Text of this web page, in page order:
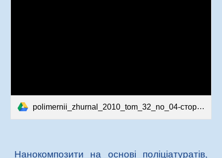
polimernii_zhurnal_2010_tom_32_no_04-сторінки-1-12.pdf
Нанокомпозити на основі поліціатуратів,